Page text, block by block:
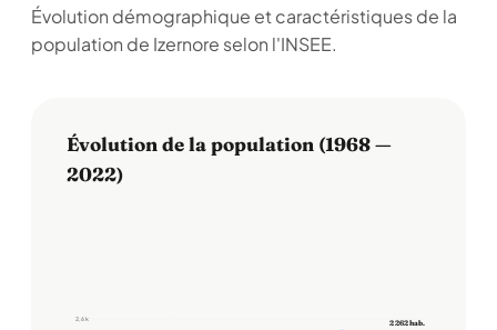
Évolution démographique et caractéristiques de la
population de Izernore selon l'INSEE.
Évolution de la population (1968 —
2022)
2,6 k
2 262 hab.